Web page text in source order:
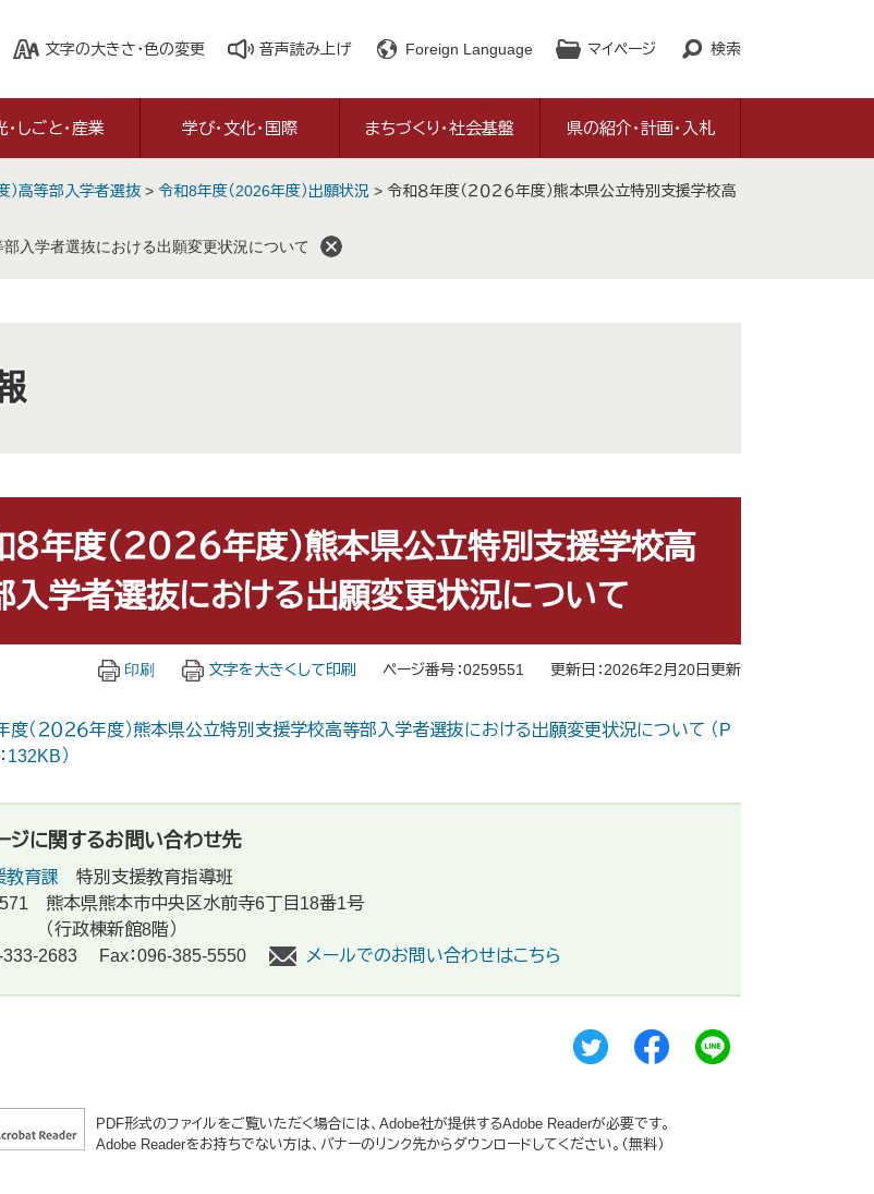
文字の大きさ・色の変更 音声読み上げ Foreign Language マイページ 検索
・しごと・産業 学び・文化・国際 まちづくり・社会基盤 県の紹介・計画・入札
）高等部入学者選抜 > 令和8年度（2026年度）出願状況 > 令和８年度（２０２６年度）熊本県公立特別支援学校高
入学者選抜における出願変更状況について
８年度（２０２６年度）熊本県公立特別支援学校高
入学者選抜における出願変更状況について
印刷 文字を大きくして印刷 ページ番号：0259551 更新日：2026年2月20日更新
度（２０２６年度）熊本県公立特別支援学校高等部入学者選抜における出願変更状況について （P
132KB）
ジに関するお問い合わせ先
教育課
特別支援教育指導班
熊本県熊本市中央区水前寺6丁目18番1号
（行政棟新館8階）
333-2683
Fax：096-385-5550 メールでのお問い合わせはこちら
PDF形式のファイルをご覧いただく場合には、Adobe社が提供するAdobe Readerが必要です。
Adobe Readerをお持ちでない方は、バナーのリンク先からダウンロードしてください。（無料）